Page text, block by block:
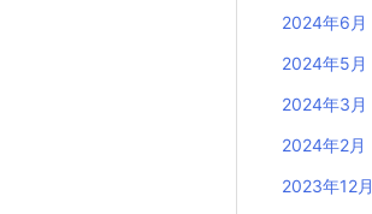
2024年6月
2024年5月
2024年3月
2024年2月
2023年12月